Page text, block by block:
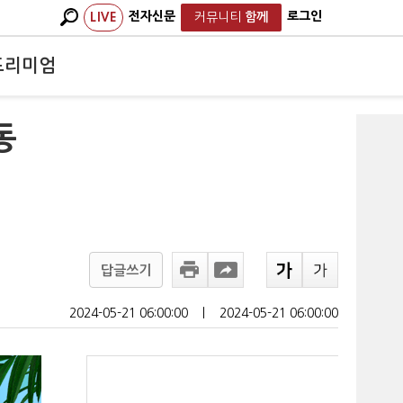
LIVE 전자신문 커뮤니티 함께 로그인
리미엄
답글쓰기
2024-05-21 06:00:00 2024-05-21 06:00:00